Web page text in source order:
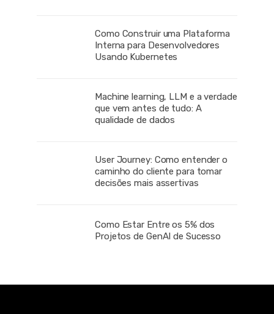
Como Construir uma Plataforma
Interna para Desenvolvedores
Usando Kubernetes
Machine learning, LLM e a verdade
que vem antes de tudo: A
qualidade de dados
User Journey: Como entender o
caminho do cliente para tomar
decisões mais assertivas
Como Estar Entre os 5% dos
Projetos de GenAI de Sucesso